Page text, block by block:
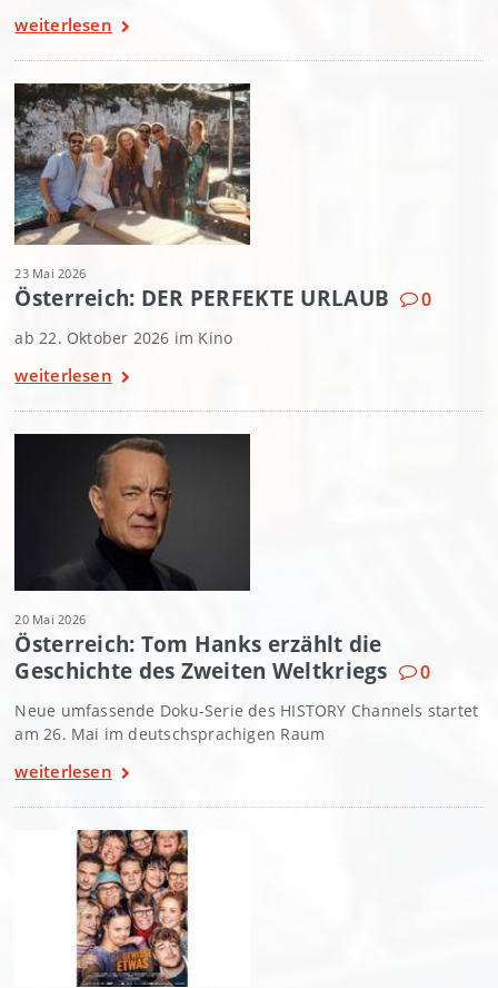
weiterlesen
23 Mai 2026
Österreich: DER PERFEKTE URLAUB 0
ab 22. Oktober 2026 im Kino
weiterlesen
20 Mai 2026
Österreich: Tom Hanks erzählt die
Geschichte des Zweiten Weltkriegs
0
Neue umfassende Doku-Serie des HISTORY Channels startet
am 26. Mai im deutschsprachigen Raum
weiterlesen